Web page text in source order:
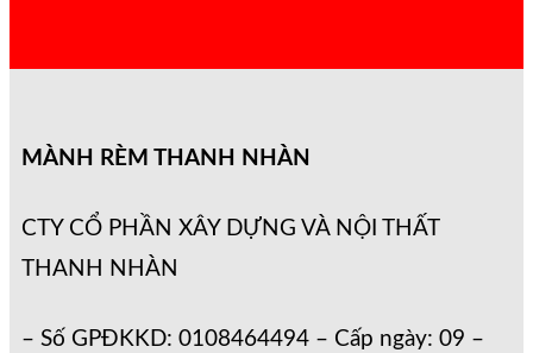
MÀNH RÈM THANH NHÀN
CTY CỔ PHẦN XÂY DỰNG VÀ NỘI THẤT
THANH NHÀN
– Số GPĐKKD: 0108464494 – Cấp ngày: 09 –